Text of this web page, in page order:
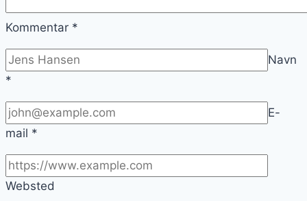
Kommentar *
Navn
*
E-
mail *
Websted